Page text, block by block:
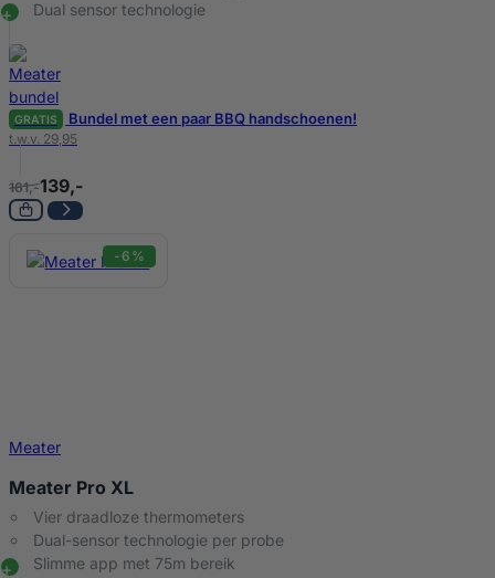
Dual sensor technologie
GRATIS Bundel met een paar BBQ handschoenen!
t.w.v. 29,95
161,-139,-
-6%
Meater
Meater Pro XL
Vier draadloze thermometers
Dual-sensor technologie per probe
Slimme app met 75m bereik